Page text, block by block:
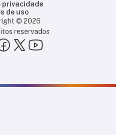
privacidade
de uso
© 2026
reservados